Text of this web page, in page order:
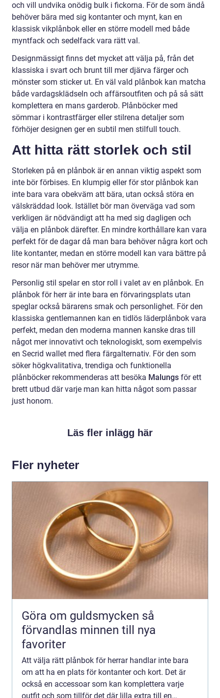
och vill undvika onödig bulk i fickorna. För de som ändå
behöver bära med sig kontanter och mynt, kan en
klassisk vikplånbok eller en större modell med både
myntfack och sedelfack vara rätt val.
Designmässigt finns det mycket att välja på, från det
klassiska i svart och brunt till mer djärva färger och
mönster som sticker ut. En väl vald plånbok kan matcha
både vardagsklädseln och affärsoutfiten och på så sätt
komplettera en mans garderob. Plånböcker med
sömmar i kontrastfärger eller stilrena detaljer som
förhöjer designen ger en subtil men stilfull touch.
Att hitta rätt storlek och stil
Storleken på en plånbok är en annan viktig aspekt som
inte bör förbises. En klumpig eller för stor plånbok kan
inte bara vara obekväm att bära, utan också störa en
välskräddad look. Istället bör man överväga vad som
verkligen är nödvändigt att ha med sig dagligen och
välja en plånbok därefter. En mindre korthållare kan vara
perfekt för de dagar då man bara behöver några kort och
lite kontanter, medan en större modell kan vara bättre på
resor när man behöver mer utrymme.
Personlig stil spelar en stor roll i valet av en plånbok. En
plånbok för herr är inte bara en förvaringsplats utan
speglar också bärarens smak och personlighet. För den
klassiska gentlemannen kan en tidlös läderplånbok vara
perfekt, medan den moderna mannen kanske dras till
något mer innovativt och teknologiskt, som exempelvis
en Secrid wallet med flera färgalternativ. För den som
söker högkvalitativa, trendiga och funktionella
plånböcker rekommenderas att besöka Malungs för ett
brett utbud där varje man kan hitta något som passar
just honom.
Läs fler inlägg här
Fler nyheter
Göra om guldsmycken så
förvandlas minnen till nya
favoriter
Att välja rätt plånbok för herrar handlar inte bara
om att ha en plats för kontanter och kort. Det är
också en accessoar som kan komplettera varje
outfit och som tillför det där lilla extra till en